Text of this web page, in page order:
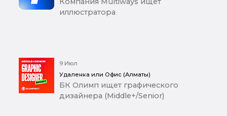
иллюстратора
9 Июл
Удаленка или Офис (Алматы)
БК Олимп ищет графического
дизайнера (Middle+/Senior)